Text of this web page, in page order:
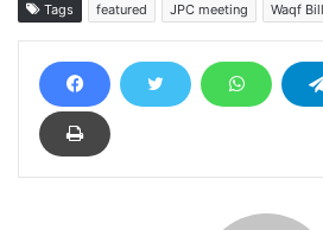
Tags featured JPC meeting Waqf Bill